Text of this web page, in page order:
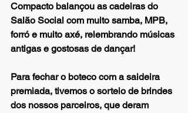
Compacto balançou as cadeiras do
Salão Social com muito samba, MPB,
forró e muito axé, relembrando músicas
antigas e gostosas de dançar!
Para fechar o boteco com a saideira
premiada, tivemos o sorteio de brindes
dos nossos parceiros, que deram